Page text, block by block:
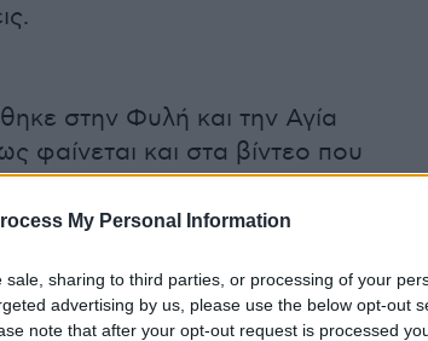
My Personal Information
sale, sharing to third parties, or processing of your
advertising by us, please use the below opt-out
note that after your opt-out request is processed
στην Φυλή και την Αγία
φαίνεται και στα βίντεο που